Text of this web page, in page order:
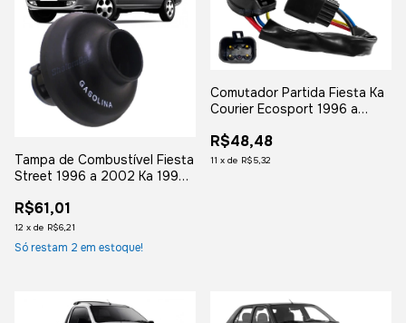
Tampa de Combustível Fiesta
Street 1996 a 2002 Ka 1996
R$61,01
12 x de R$6,21
Só restam 2 em estoque!
Comutador Partida Fiesta Ka
Courier Ecosport 1996 a
R$48,48
11 x de R$5,32